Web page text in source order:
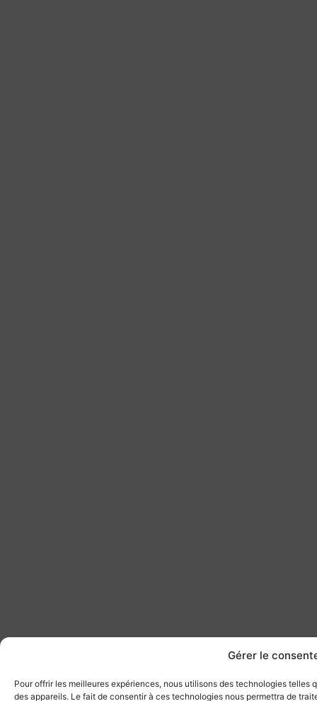
Gérer le
Pour offrir les meilleures expériences, nous utilisons des technologies
des appareils. Le fait de consentir à ces technologies nous permettra de